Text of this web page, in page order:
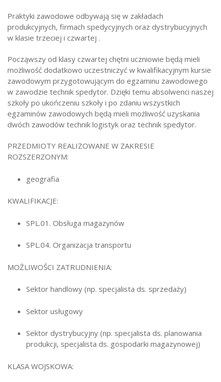
Praktyki zawodowe odbywają się w zakładach
produkcyjnych, firmach spedycyjnych oraz dystrybucyjnych
w klasie trzeciej i czwartej .
Począwszy od klasy czwartej chętni uczniowie będą mieli
możliwość dodatkowo uczestniczyć w kwalifikacyjnym kursie
zawodowym przygotowującym do egzaminu zawodowego
w zawodzie technik spedytor. Dzięki temu absolwenci naszej
szkoły po ukończeniu szkoły i po zdaniu wszystkich
egzaminów zawodowych będą mieli możliwość uzyskania
dwóch zawodów technik logistyk oraz technik spedytor.
PRZEDMIOTY REALIZOWANE W ZAKRESIE
ROZSZERZONYM:
geografia
KWALIFIKACJE:
SPL.01. Obsługa magazynów
SPL.04. Organizacja transportu
MOŻLIWOŚCI ZATRUDNIENIA:
Sektor handlowy (np. specjalista ds. sprzedaży)
Sektor usługowy
Sektor dystrybucyjny (np. specjalista ds. planowania
produkcji, specjalista ds. gospodarki magazynowej)
KLASA WOJSKOWA: